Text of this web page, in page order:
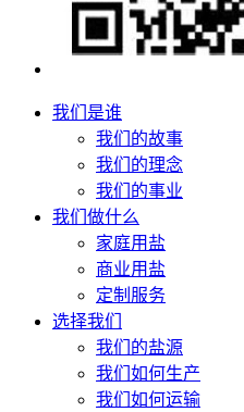
我们是谁
我们的故事
我们的理念
我们的事业
我们做什么
家庭用盐
商业用盐
定制服务
选择我们
我们的盐源
我们如何生产
我们如何运输